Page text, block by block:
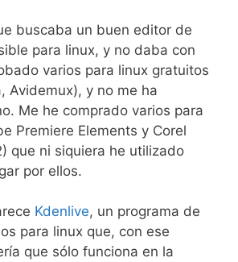
buscaba un buen editor de
para linux, y no daba con
varios para linux gratuitos
Avidemux), y no me ha
Me he comprado varios para
Premiere Elements y Corel
que ni siquiera he utilizado
por ellos.
Kdenlive, un programa de
para linux que, con ese
que sólo funciona en la